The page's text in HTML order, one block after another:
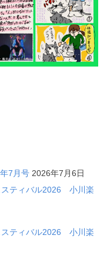
7月号 2026年7月6日
スティバル2026 小川楽
スティバル2026 小川楽